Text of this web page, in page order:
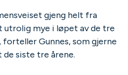
gjeng helt fra
mye i løpet av de tre
forteller Gunnes, som gjerne
siste tre årene.